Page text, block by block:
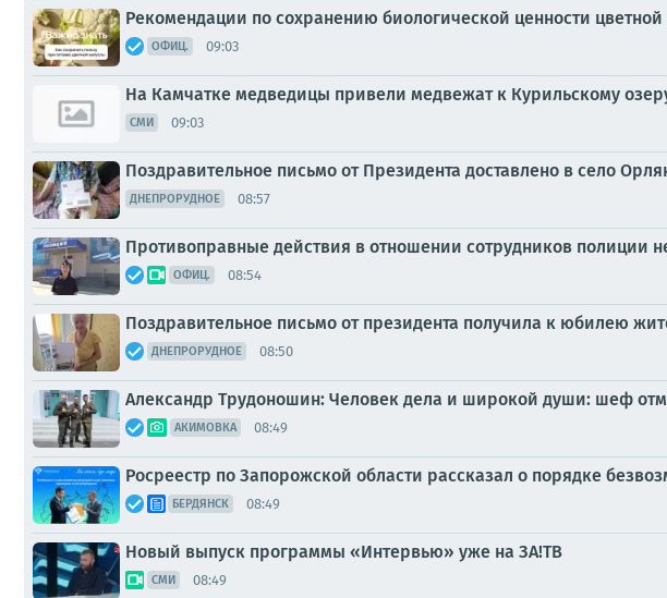
Рекомендации по сохранению биологической ценности цветной
ОФИЦ. 09:03
На Камчатке медведицы привели медвежат к Курильскому
СМИ 09:03
Поздравительное письмо от Президента доставлено в село
ДНЕПРОРУДНОЕ 08:57
Противоправные действия в отношении сотрудников полиции
ОФИЦ. 08:54
Поздравительное письмо от президента получила к юбилею
ДНЕПРОРУДНОЕ 08:50
Александр Трудоношин: Человек дела и широкой души: шеф
АКИМОВКА 08:49
Росреестр по Запорожской области рассказал о порядке
БЕРДЯНСК 08:49
Новый выпуск программы «Интервью» уже на ЗА!ТВ
СМИ 08:49